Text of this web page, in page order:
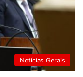
Notícias Gerais